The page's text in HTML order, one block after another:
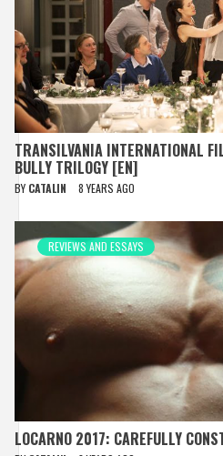
TRANSILVANIA INTERNATIONAL
BULLY TRILOGY [EN]
BY CATALIN 8 YEARS AGO
REVIEWS AND ESSAYS
LOCARNO 2017: CAREFULLY